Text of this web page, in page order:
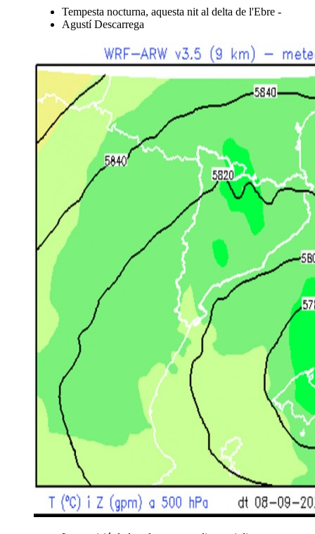
Tempesta nocturna, aquesta nit al delta de l'Ebre -
Agustí Descarrega